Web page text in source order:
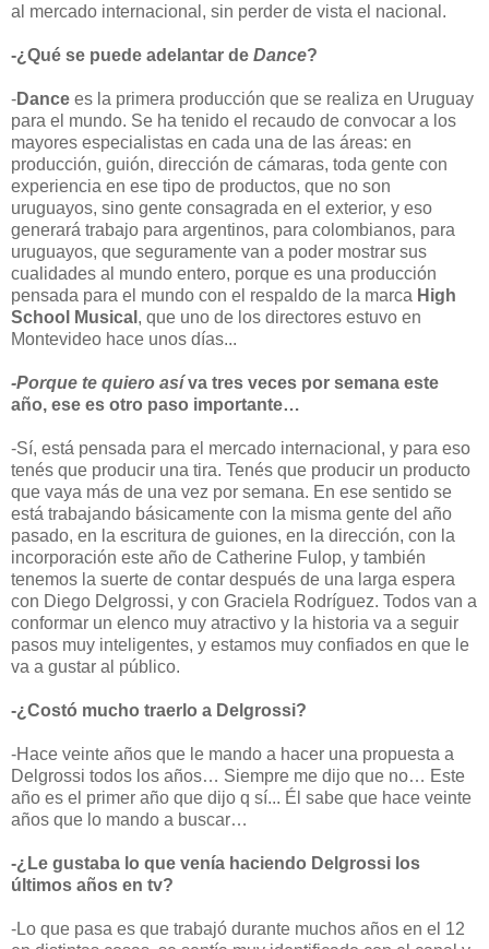
al mercado internacional, sin perder de vista el nacional.
-¿Qué se puede adelantar de Dance?
-Dance es la primera producción que se realiza en Uruguay
para el mundo. Se ha tenido el recaudo de convocar a los
mayores especialistas en cada una de las áreas: en
producción, guión, dirección de cámaras, toda gente con
experiencia en ese tipo de productos, que no son
uruguayos, sino gente consagrada en el exterior, y eso
generará trabajo para argentinos, para colombianos, para
uruguayos, que seguramente van a poder mostrar sus
cualidades al mundo entero, porque es una producción
pensada para el mundo con el respaldo de la marca High
School Musical , que uno de los directores estuvo en
Montevideo hace unos días...
-Porque te quiero asíva tres veces por semana este
año, ese es otro paso importante…
-Sí, está pensada para el mercado internacional, y para eso
tenés que producir una tira. Tenés que producir un producto
que vaya más de una vez por semana. En ese sentido se
está trabajando básicamente con la misma gente del año
pasado, en la escritura de guiones, en la dirección, con la
incorporación este año de Catherine Fulop, y también
tenemos la suerte de contar después de una larga espera
con Diego Delgrossi, y con Graciela Rodríguez. Todos van a
conformar un elenco muy atractivo y la historia va a seguir
pasos muy inteligentes, y estamos muy confiados en que le
va a gustar al público.
-¿Costó mucho traerlo a Delgrossi?
-Hace veinte años que le mando a hacer una propuesta a
Delgrossi todos los años… Siempre me dijo que no… Este
año es el primer año que dijo q sí... Él sabe que hace veinte
años que lo mando a buscar…
-¿Le gustaba lo que venía haciendo Delgrossi los
últimos años en tv?
-Lo que pasa es que trabajó durante muchos años en el 12